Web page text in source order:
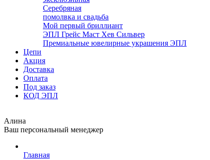
Серебряная
помолвка и свадьба
Мой первый бриллиант
ЭПЛ Грейс Маст Хев Сильвер
Премиальные ювелирные украшения ЭПЛ
Цепи
Акция
Доставка
Оплата
Под заказ
КОД ЭПЛ
Алина
Ваш персональный менеджер
Главная